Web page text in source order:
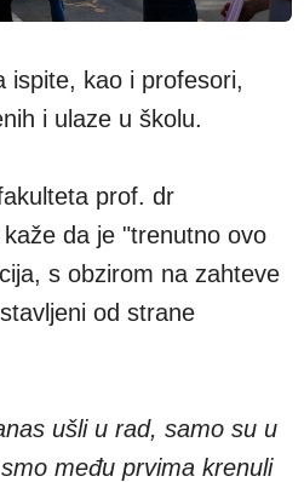
ispite, kao i profesori,
i ulaze u školu.
prof. dr
da je "trenutno ovo
s obzirom na zahteve
od strane
ušli u rad, samo su u
među prvima krenuli